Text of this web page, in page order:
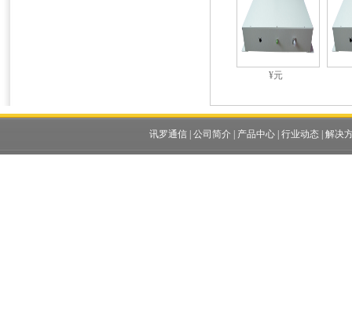
¥元
讯罗通信| 公司简介| 产品中心| 行业动态| 解决